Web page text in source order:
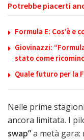
Potrebbe piacerti
Formula E: Cos’è e
Giovinazzi:
stato come
Quale futuro per la
Nelle prime
ancora limitata. I
swap”a metà